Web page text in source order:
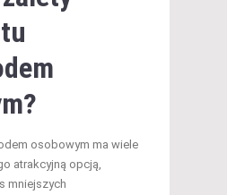
osobowym ma wiele
atrakcyjną opcją,
mniejszych